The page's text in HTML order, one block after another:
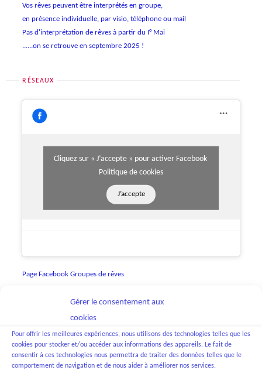
Gérer le consentement aux
cookies
Pour offrir les meilleures expériences, nous utilisons des technologies telles que les
cookies pour stocker et/ou accéder aux informations des appareils. Le fait de
consentir à ces technologies nous permettra de traiter des données telles que le
comportement de navigation et de nous aider à améliorer nos services.
Vos rêves peuvent être interprétés en groupe,
en présence individuelle, par visio, téléphone ou mail
Pas d'interprétation de rêves à partir du I° Mai
......on se retrouve en septembre 2025 !
RÉSEAUX
Cliquez sur « J’accepte » pour activer Facebook
Politique de cookies
J’accepte
Page Facebook Groupes de rêves
Noir3